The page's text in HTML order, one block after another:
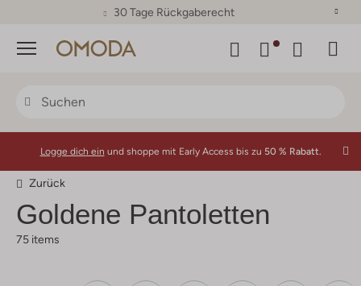
30 Tage Rückgaberecht
Menü
Logge dich ein und shoppe mit Early Access bis zu 50 % Rabatt.
Zurück
Goldene Pantoletten
75 items